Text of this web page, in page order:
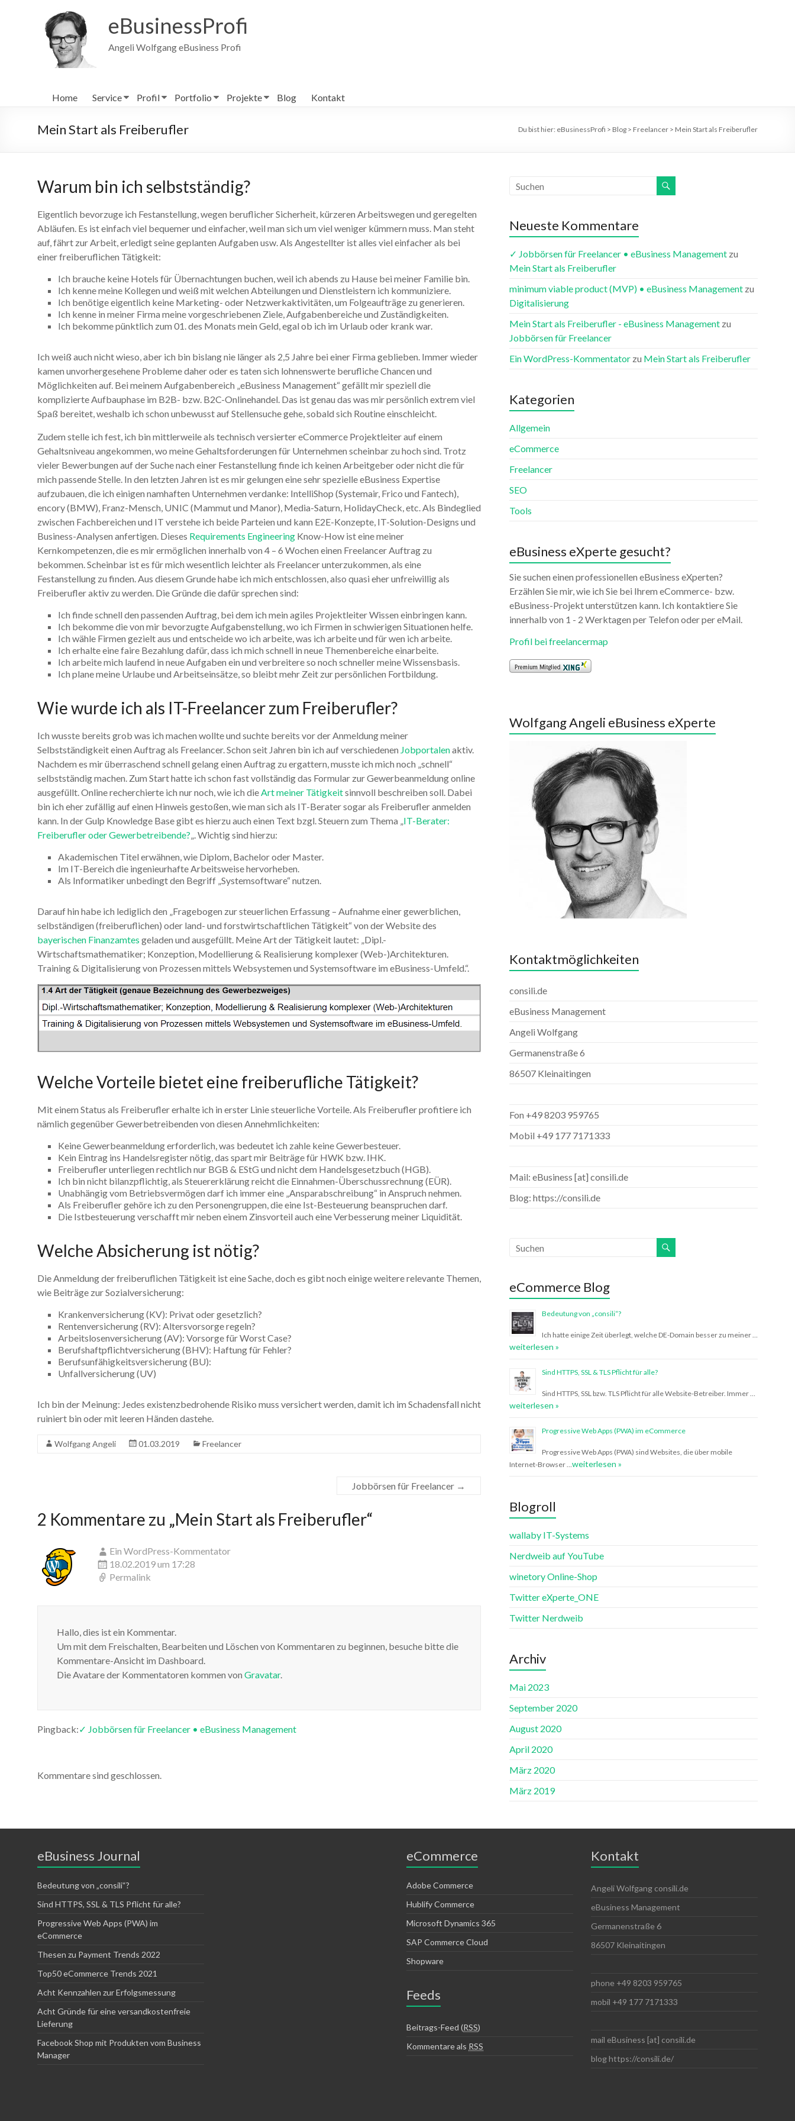
eBusinessProfi
Angeli Wolfgang eBusiness Profi
Home Service Profil Portfolio Projekte Blog Kontakt
Mein Start als Freiberufler Du bist hier: eBusinessProfi > Blog > Freelancer > Mein Start als Freiberufler
Warum bin ich selbstständig?
Eigentlich bevorzuge ich Festanstellung, wegen beruflicher Sicherheit, kürzeren Arbeitswegen und geregelten
Abläufen. Es ist einfach viel bequemer und einfacher, weil man sich um viel weniger kümmern muss. Man steht
auf, fährt zur Arbeit, erledigt seine geplanten Aufgaben usw. Als Angestellter ist alles viel einfacher als bei
einer freiberuflichen Tätigkeit:
Ich brauche keine Hotels für Übernachtungen buchen, weil ich abends zu Hause bei meiner Familie bin.
Ich kenne meine Kollegen und weiß mit welchen Abteilungen und Dienstleistern ich kommuniziere.
Ich benötige eigentlich keine Marketing- oder Netzwerkaktivitäten, um Folgeaufträge zu generieren.
Ich kenne in meiner Firma meine vorgeschriebenen Ziele, Aufgabenbereiche und Zuständigkeiten.
Ich bekomme pünktlich zum 01. des Monats mein Geld, egal ob ich im Urlaub oder krank war.
Ich weiß auch nicht wieso, aber ich bin bislang nie länger als 2,5 Jahre bei einer Firma geblieben. Immer wieder
kamen unvorhergesehene Probleme daher oder es taten sich lohnenswerte berufliche Chancen und
Möglichkeiten auf. Bei meinem Aufgabenbereich „eBusiness Management“ gefällt mir speziell die
komplizierte Aufbauphase im B2B- bzw. B2C-Onlinehandel. Das ist genau das was mir persönlich extrem viel
Spaß bereitet, weshalb ich schon unbewusst auf Stellensuche gehe, sobald sich Routine einschleicht.
Zudem stelle ich fest, ich bin mittlerweile als technisch versierter eCommerce Projektleiter auf einem
Gehaltsniveau angekommen, wo meine Gehaltsforderungen für Unternehmen scheinbar zu hoch sind. Trotz
vieler Bewerbungen auf der Suche nach einer Festanstellung finde ich keinen Arbeitgeber oder nicht die für
mich passende Stelle. In den letzten Jahren ist es mir gelungen eine sehr spezielle eBusiness Expertise
aufzubauen, die ich einigen namhaften Unternehmen verdanke: IntelliShop (Systemair, Frico und Fantech),
encory (BMW), Franz-Mensch, UNIC (Mammut und Manor), Media-Saturn, HolidayCheck, etc. Als Bindeglied
zwischen Fachbereichen und IT verstehe ich beide Parteien und kann E2E-Konzepte, IT-Solution-Designs und
Business-Analysen anfertigen. Dieses Requirements Engineering Know-How ist eine meiner
Kernkompetenzen, die es mir ermöglichen innerhalb von 4 – 6 Wochen einen Freelancer Auftrag zu
bekommen. Scheinbar ist es für mich wesentlich leichter als Freelancer unterzukommen, als eine
Festanstellung zu finden. Aus diesem Grunde habe ich mich entschlossen, also quasi eher unfreiwillig als
Freiberufler aktiv zu werden. Die Gründe die dafür sprechen sind:
Ich finde schnell den passenden Auftrag, bei dem ich mein agiles Projektleiter Wissen einbringen kann.
Ich bekomme die von mir bevorzugte Aufgabenstellung, wo ich Firmen in schwierigen Situationen helfe.
Ich wähle Firmen gezielt aus und entscheide wo ich arbeite, was ich arbeite und für wen ich arbeite.
Ich erhalte eine faire Bezahlung dafür, dass ich mich schnell in neue Themenbereiche einarbeite.
Ich arbeite mich laufend in neue Aufgaben ein und verbreitere so noch schneller meine Wissensbasis.
Ich plane meine Urlaube und Arbeitseinsätze, so bleibt mehr Zeit zur persönlichen Fortbildung.
Wie wurde ich als IT-Freelancer zum Freiberufler?
Ich wusste bereits grob was ich machen wollte und suchte bereits vor der Anmeldung meiner
Selbstständigkeit einen Auftrag als Freelancer. Schon seit Jahren bin ich auf verschiedenen Jobportalenaktiv.
Nachdem es mir überraschend schnell gelang einen Auftrag zu ergattern, musste ich mich noch „schnell“
selbstständig machen. Zum Start hatte ich schon fast vollständig das Formular zur Gewerbeanmeldung online
ausgefüllt. Online recherchierte ich nur noch, wie ich dieArt meiner Tätigkeitsinnvoll beschreiben soll. Dabei
bin ich eher zufällig auf einen Hinweis gestoßen, wie man sich als IT-Berater sogar als Freiberufler anmelden
kann. In der Gulp Knowledge Base gibt es hierzu auch einen Text bzgl. Steuern zum Thema „IT-Berater:
Freiberufler oder Gewerbetreibende?„. Wichtig sind hierzu:
Akademischen Titel erwähnen, wie Diplom, Bachelor oder Master.
Im IT-Bereich die ingenieurhafte Arbeitsweise hervorheben.
Als Informatiker unbedingt den Begriff „Systemsoftware“ nutzen.
Darauf hin habe ich lediglich den „Fragebogen zur steuerlichen Erfassung – Aufnahme einer gewerblichen,
selbständigen (freiberuflichen) oder land- und forstwirtschaftlichen Tätigkeit“ von der Website des
bayerischen Finanzamtes geladen und ausgefüllt. Meine Art der Tätigkeit lautet: „Dipl.-
Wirtschaftsmathematiker; Konzeption, Modellierung & Realisierung komplexer (Web-)Architekturen.
Training & Digitalisierung von Prozessen mittels Websystemen und Systemsoftware im eBusiness-Umfeld.“.
Welche Vorteile bietet eine freiberufliche Tätigkeit?
Mit einem Status als Freiberufler erhalte ich in erster Linie steuerliche Vorteile. Als Freiberufler profitiere ich
nämlich gegenüber Gewerbetreibenden von diesen Annehmlichkeiten:
Keine Gewerbeanmeldung erforderlich, was bedeutet ich zahle keine Gewerbesteuer.
Kein Eintrag ins Handelsregister nötig, das spart mir Beiträge für HWK bzw. IHK.
Freiberufler unterliegen rechtlich nur BGB & EStG und nicht dem Handelsgesetzbuch (HGB).
Ich bin nicht bilanzpflichtig, als Steuererklärung reicht die Einnahmen-Überschussrechnung (EÜR).
Unabhängig vom Betriebsvermögen darf ich immer eine „Ansparabschreibung“ in Anspruch nehmen.
Als Freiberufler gehöre ich zu den Personengruppen, die eine Ist-Besteuerung beanspruchen darf.
Die Istbesteuerung verschafft mir neben einem Zinsvorteil auch eine Verbesserung meiner Liquidität.
Welche Absicherung ist nötig?
Die Anmeldung der freiberuflichen Tätigkeit ist eine Sache, doch es gibt noch einige weitere relevante Themen,
wie Beiträge zur Sozialversicherung:
Krankenversicherung (KV): Privat oder gesetzlich?
Rentenversicherung (RV): Altersvorsorge regeln?
Arbeitslosenversicherung (AV): Vorsorge für Worst Case?
Berufshaftpflichtversicherung (BHV): Haftung für Fehler?
Berufsunfähigkeitsversicherung (BU):
Unfallversicherung (UV)
Ich bin der Meinung: Jedes existenzbedrohende Risiko muss versichert werden, damit ich im Schadensfall nicht
ruiniert bin oder mit leeren Händen dastehe.
Wolfgang Angeli 01.03.2019 Freelancer
Jobbörsen für Freelancer →
2 Kommentare zu „Mein Start als Freiberufler“
Ein WordPress-Kommentator
18.02.2019 um 17:28
Permalink
Hallo, dies ist ein Kommentar.
Um mit dem Freischalten, Bearbeiten und Löschen von Kommentaren zu beginnen, besuche bitte die
Kommentare-Ansicht im Dashboard.
Die Avatare der Kommentatoren kommen von Gravatar.
Pingback:✓ Jobbörsen für Freelancer • eBusiness Management
Kommentare sind geschlossen.
Neueste Kommentare
✓ Jobbörsen für Freelancer • eBusiness Management zu
Mein Start als Freiberufler
minimum viable product (MVP) • eBusiness Management zu
Digitalisierung
Mein Start als Freiberufler - eBusiness Management zu
Jobbörsen für Freelancer
Ein WordPress-Kommentator zu Mein Start als Freiberufler
Kategorien
Allgemein
eCommerce
Freelancer
SEO
Tools
eBusiness eXperte gesucht?
Sie suchen einen professionellen eBusiness eXperten?
Erzählen Sie mir, wie ich Sie bei Ihrem eCommerce- bzw.
eBusiness-Projekt unterstützen kann. Ich kontaktiere Sie
innerhalb von 1 - 2 Werktagen per Telefon oder per eMail.
Profil bei freelancermap
Wolfgang Angeli eBusiness eXperte
Kontaktmöglichkeiten
consili.de
eBusiness Management
Angeli Wolfgang
Germanenstraße 6
86507 Kleinaitingen
Fon +49 8203 959765
Mobil +49 177 7171333
Mail: eBusiness [at] consili.de
Blog: https://consili.de
eCommerce Blog
Bedeutung von „consili“?
Ich hatte einige Zeit überlegt, welche DE-Domain besser zu meiner …
weiterlesen »
Sind HTTPS, SSL & TLS Pflicht für alle?
Sind HTTPS, SSL bzw. TLS Pflicht für alle Website-Betreiber. Immer …
weiterlesen »
Progressive Web Apps (PWA) im eCommerce
Progressive Web Apps (PWA) sind Websites, die über mobile
Internet-Browser …weiterlesen »
Blogroll
wallaby IT-Systems
Nerdweib auf YouTube
winetory Online-Shop
Twitter eXperte_ONE
Twitter Nerdweib
Archiv
Mai 2023
September 2020
August 2020
April 2020
März 2020
März 2019
eBusiness Journal
Bedeutung von „consili“?
Sind HTTPS, SSL & TLS Pflicht für alle?
Progressive Web Apps (PWA) im
eCommerce
Thesen zu Payment Trends 2022
Top50 eCommerce Trends 2021
Acht Kennzahlen zur Erfolgsmessung
Acht Gründe für eine versandkostenfreie
Lieferung
Facebook Shop mit Produkten vom Business
Manager
eCommerce
Adobe Commerce
Hublify Commerce
Microsoft Dynamics 365
SAP Commerce Cloud
Shopware
Feeds
Beitrags-Feed (RSS)
Kommentare als RSS
Kontakt
Angeli Wolfgang consili.de
eBusiness Management
Germanenstraße 6
86507 Kleinaitingen
phone +49 8203 959765
mobil +49 177 7171333
mail eBusiness [at] consili.de
blog https://consili.de/